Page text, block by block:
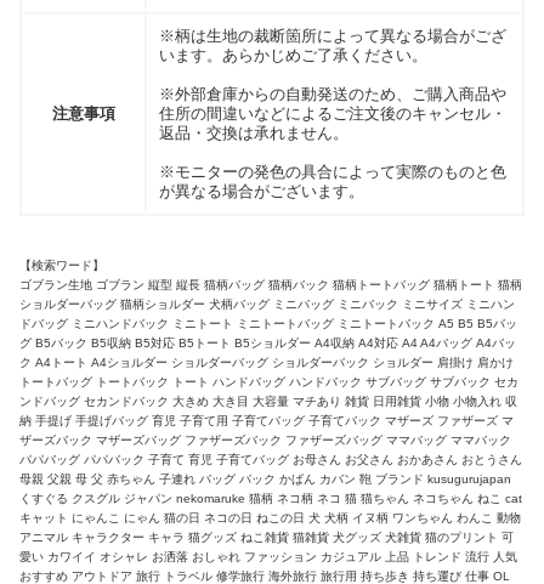
注意事項
※柄は生地の裁断箇所によって異なる場合がござ
います。あらかじめご了承ください。
※外部倉庫からの自動発送のため、ご購入商品や
住所の間違いなどによるご注文後のキャンセル・
返品・交換は承れません。
※モニターの発色の具合によって実際のものと色
が異なる場合がございます。
【検索ワード】
ゴブラン生地 ゴブラン 縦型 縦長 猫柄バッグ 猫柄バック 猫柄トートバッグ 猫柄トート 猫柄
ショルダーバッグ 猫柄ショルダー 犬柄バッグ ミニバッグ ミニバック ミニサイズ ミニハン
ドバッグ ミニハンドバック ミニトート ミニトートバッグ ミニトートバック A5 B5 B5バッ
グ B5バック B5収納 B5対応 B5トート B5ショルダー A4収納 A4対応 A4 A4バッグ A4バッ
ク A4トート A4ショルダー ショルダーバッグ ショルダーバック ショルダー 肩掛け 肩かけ
トートバッグ トートバック トート ハンドバッグ ハンドバック サブバッグ サブバック セカ
ンドバッグ セカンドバック 大きめ 大き目 大容量 マチあり 雑貨 日用雑貨 小物 小物入れ 収
納 手提げ 手提げバッグ 育児 子育て用 子育てバッグ 子育てバック マザーズ ファザーズ マ
ザーズバック マザーズバッグ ファザーズバック ファザーズバッグ ママバッグ ママバック
パパバッグ パパバック 子育て 育児 子育てバッグ お母さん お父さん おかあさん おとうさん
母親 父親 母 父 赤ちゃん 子連れ バッグ バック かばん カバン 鞄 ブランド kusugurujapan
くすぐる クスグル ジャパン nekomaruke 猫柄 ネコ柄 ネコ 猫 猫ちゃん ネコちゃん ねこ cat
キャット にゃんこ にゃん 猫の日 ネコの日 ねこの日 犬 犬柄 イヌ柄 ワンちゃん わんこ 動物
アニマル キャラクター キャラ 猫グッズ ねこ雑貨 猫雑貨 犬グッズ 犬雑貨 猫のプリント 可
愛い カワイイ オシャレ お洒落 おしゃれ ファッション カジュアル 上品 トレンド 流行 人気
おすすめ アウトドア 旅行 トラベル 修学旅行 海外旅行 旅行用 持ち歩き 持ち運び 仕事 OL